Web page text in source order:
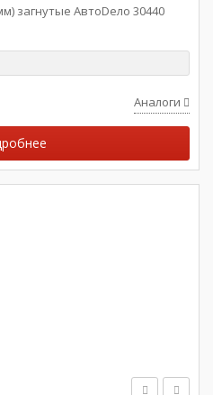
загнутые АвтоDело 30440
Аналоги